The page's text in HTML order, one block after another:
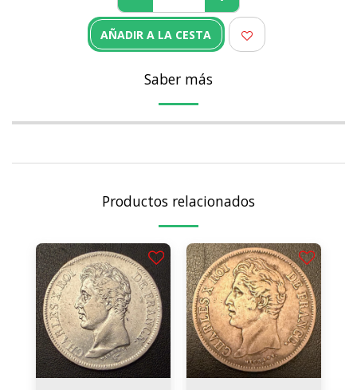
AÑADIR A LA CESTA
Saber más
Productos relacionados